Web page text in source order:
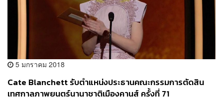
5 มกราคม 2018
Cate Blanchett รับตำแหน่งประธานคณะกรรมการตัดสิน
เทศกาลภาพยนตร์นานาชาติเมืองคานส์ ครั้งที่ 71